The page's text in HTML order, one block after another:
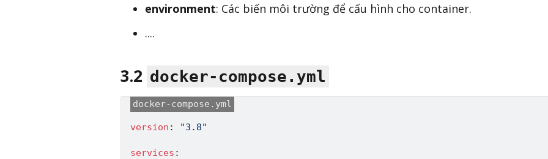
environment: Các biến môi trường để cấu hình cho container.
....
3.2 docker-compose.yml
version : "3.8"
services :